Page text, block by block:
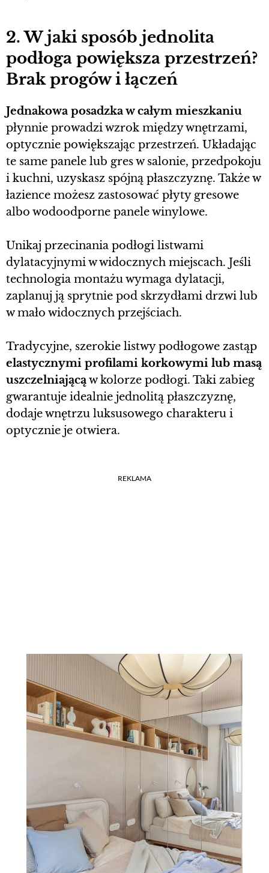
2. W jaki sposób jednolita
podłoga powiększa przestrzeń?
Brak progów i łączeń
Jednakowa posadzka w całym mieszkaniu
płynnie prowadzi wzrok między wnętrzami,
optycznie powiększając przestrzeń. Układając
te same panele lub gres w salonie, przedpokoju
i kuchni, uzyskasz spójną płaszczyznę. Także w
łazience możesz zastosować płyty gresowe
albo wodoodporne panele winylowe.
Unikaj przecinania podłogi listwami
dylatacyjnymi w widocznych miejscach. Jeśli
technologia montażu wymaga dylatacji,
zaplanuj ją sprytnie pod skrzydłami drzwi lub
w mało widocznych przejściach.
Tradycyjne, szerokie listwy podłogowe zastąp
elastycznymi profilami korkowymi lub masą
uszczelniającąw kolorze podłogi. Taki zabieg
gwarantuje idealnie jednolitą płaszczyznę,
dodaje wnętrzu luksusowego charakteru i
optycznie je otwiera.
REKLAMA